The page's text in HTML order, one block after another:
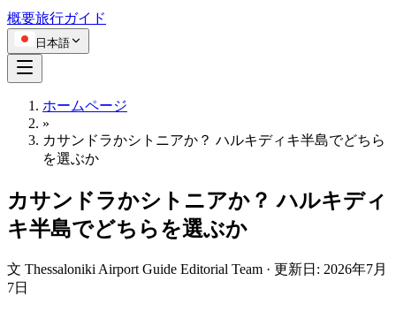
概要旅行ガイド
日本語
ホームページ
»
カサンドラかシトニアか？ ハルキディキ半島でどちら
を選ぶか
カサンドラかシトニアか？ ハルキディ
キ半島でどちらを選ぶか
文 Thessaloniki Airport Guide Editorial Team · 更新日 : 2026年7月
7日